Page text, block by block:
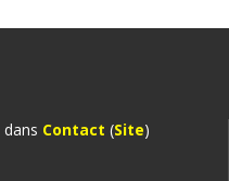
dans Contact (Site)